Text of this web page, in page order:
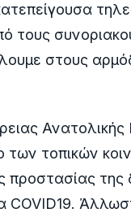
τους
στους
τοπικών
της
COVID19.